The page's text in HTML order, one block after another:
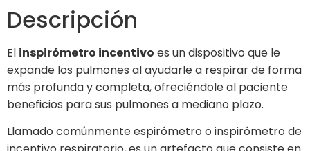
Descripción
El inspirómetro incentivo es un dispositivo que le
expande los pulmones al ayudarle a respirar de forma
más profunda y completa, ofreciéndole al paciente
beneficios para sus pulmones a mediano plazo.
Llamado comúnmente espirómetro o inspirómetro de